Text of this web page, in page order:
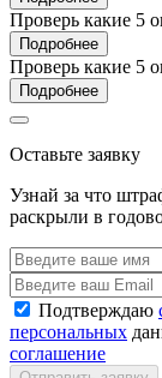
Проверь какие 5
Подробнее
Проверь какие 5
Подробнее
Оставьте заявку
Узнай за что
раскрыли в
Подтверждаю
персональных
соглашение